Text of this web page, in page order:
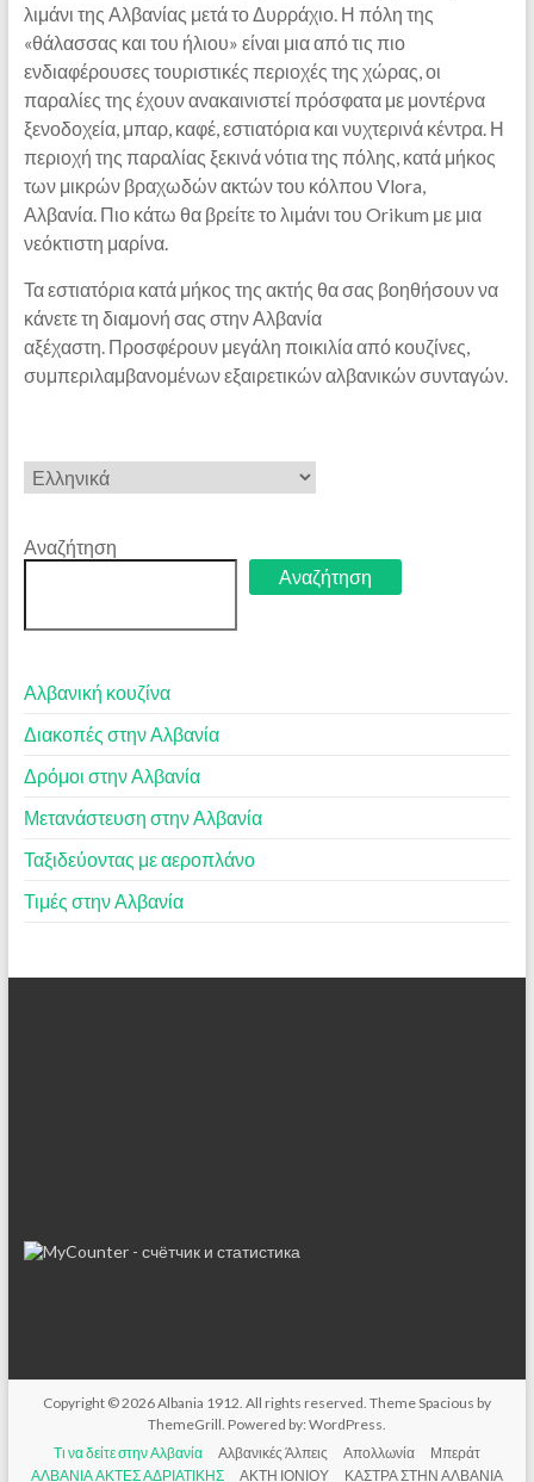
λιμάνι της Αλβανίας μετά το Δυρράχιο. Η πόλη της
«θάλασσας και του ήλιου» είναι μια από τις πιο
ενδιαφέρουσες τουριστικές περιοχές της χώρας, οι
παραλίες της έχουν ανακαινιστεί πρόσφατα με μοντέρνα
ξενοδοχεία, μπαρ, καφέ, εστιατόρια και νυχτερινά κέντρα. Η
περιοχή της παραλίας ξεκινά νότια της πόλης, κατά μήκος
των μικρών βραχωδών ακτών του κόλπου Vlora,
Αλβανία. Πιο κάτω θα βρείτε το λιμάνι του Orikum με μια
νεόκτιστη μαρίνα.
Τα εστιατόρια κατά μήκος της ακτής θα σας βοηθήσουν να
κάνετε τη διαμονή σας στην Αλβανία
αξέχαστη. Προσφέρουν μεγάλη ποικιλία από κουζίνες,
συμπεριλαμβανομένων εξαιρετικών αλβανικών συνταγών.
Επιλέξτε
μια
Αναζήτηση
Αναζήτηση
Αλβανική κουζίνα
Διακοπές στην Αλβανία
Δρόμοι στην Αλβανία
Μετανάστευση στην Αλβανία
Ταξιδεύοντας με αεροπλάνο
Τιμές στην Αλβανία
Copyright © 2026Albania 1912 . All rights reserved. ThemeSpacious by
ThemeGrill. Powered by: WordPress
Τι να δείτε στην Αλβανία
Αλβανικές Άλπεις Απολλωνία
Μπεράτ
ΑΛΒΑΝΙΑ ΑΚΤΕΣ ΑΔΡΙΑΤΙΚΗΣ
ΑΚΤΗ ΙΟΝΙΟΥ
ΚΑΣΤΡΑ ΣΤΗΝ ΑΛΒΑΝΙΑ